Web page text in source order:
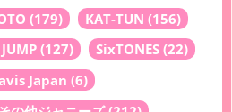
(179) KAT-TUN (156)
(127) SixTONES (22)
Japan (6)